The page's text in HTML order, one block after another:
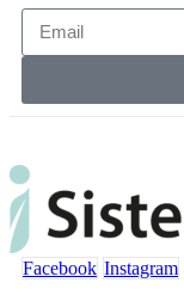
Facebook Instagram